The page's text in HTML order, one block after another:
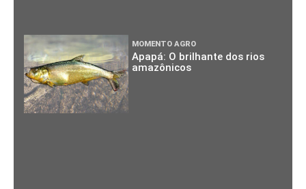
MOMENTO AGRO
Apapá: O brilhante dos rios
amazônicos